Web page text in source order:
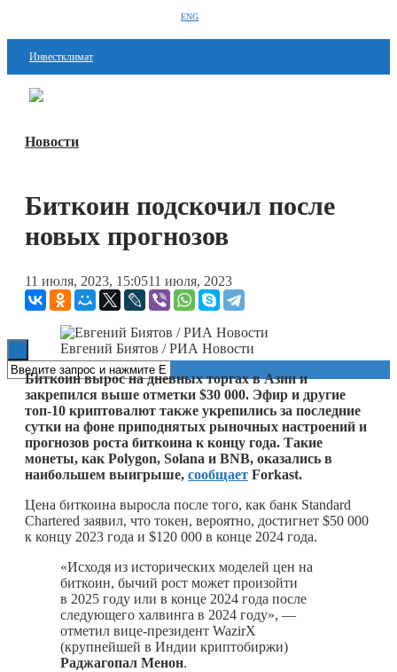
ENG
Инвестклимат
Финансы
Стартапы
Технологии
Книги
Новости
Биткоин подскочил после
новых прогнозов
11 июля, 2023, 15:0511 июля, 2023
Евгений Биятов / РИА Новости
Биткоин вырос на дневных торгах в Азии и
закрепился выше отметки $30 000. Эфир и другие
топ-10 криптовалют также укрепились за последние
сутки на фоне приподнятых рыночных настроений и
прогнозов роста биткоина к концу года. Такие
монеты, как Polygon, Solana и BNB, оказались в
наибольшем выигрыше, сообщает Forkast.
Цена биткоина выросла после того, как банк Standard
Chartered заявил, что токен, вероятно, достигнет $50 000
к концу 2023 года и $120 000 в конце 2024 года.
«Исходя из исторических моделей цен на
биткоин, бычий рост может произойти
в 2025 году или в конце 2024 года после
следующего халвинга в 2024 году», —
отметил вице-президент WazirX
(крупнейшей в Индии криптобиржи)
Раджагопал Менон.